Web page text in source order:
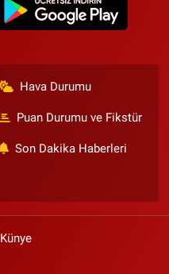
Hava Durumu
Puan Durumu ve Fikstür
Son Dakika Haberleri
Künye